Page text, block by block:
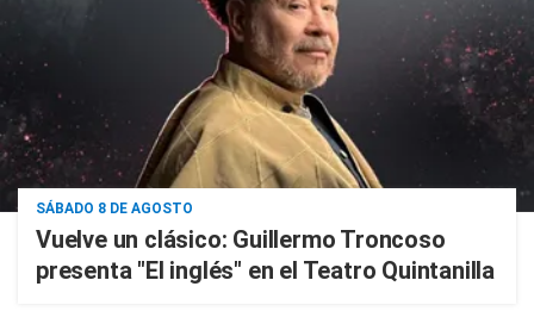
SÁBADO 8 DE AGOSTO
Vuelve un clásico: Guillermo Troncoso
presenta "El inglés" en el Teatro Quintanilla